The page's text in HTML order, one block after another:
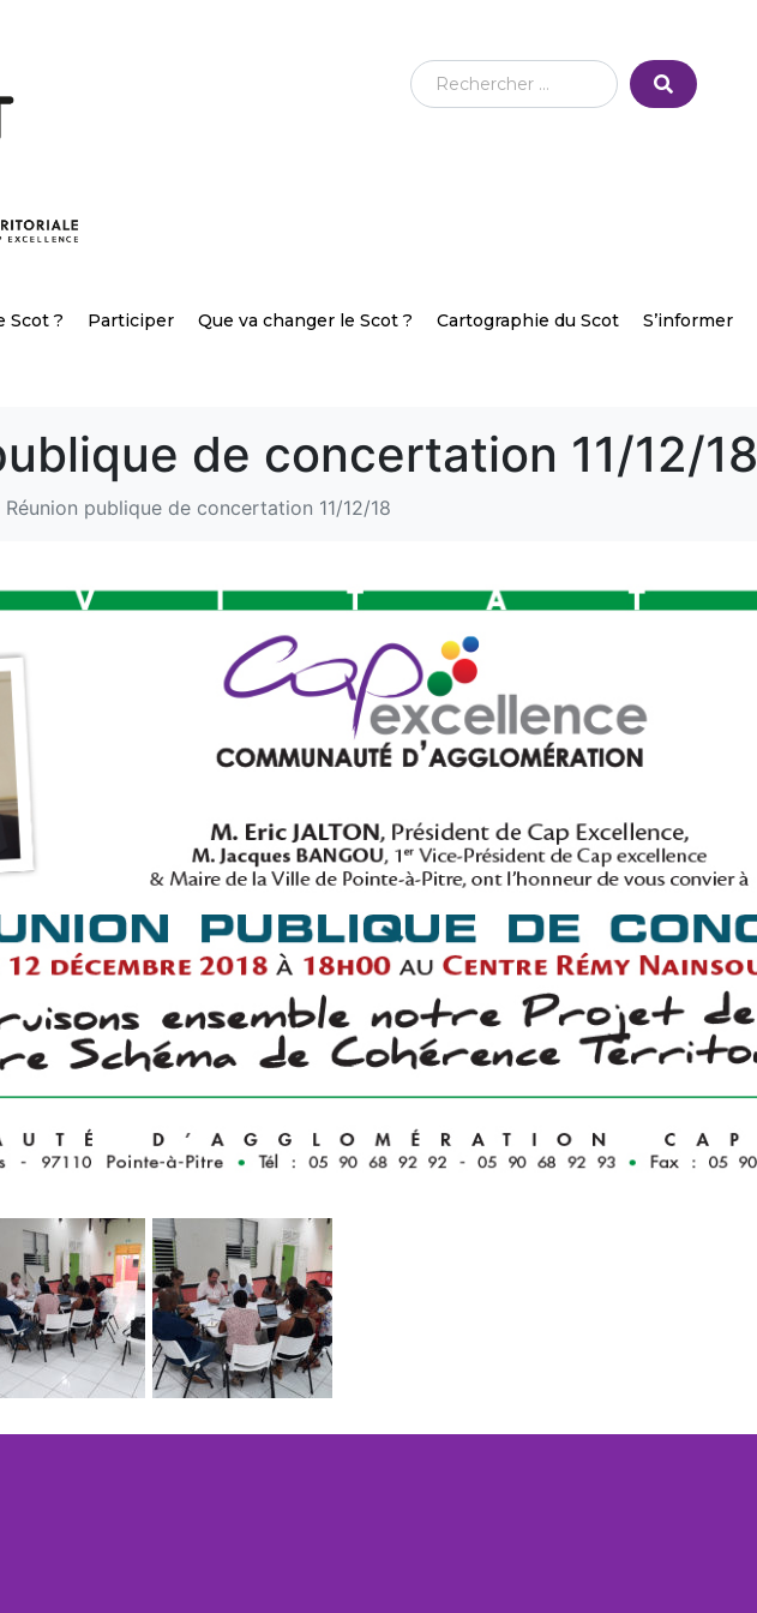
Scot ? Participer Que va changer le Scot ? Cartographie du Scot S’informer
de concertation 11/12/18
Réunion publique de concertation 11/12/18